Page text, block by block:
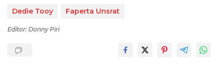
Dedie Tooy Faperta Unsrat
Editor: Donny Piri